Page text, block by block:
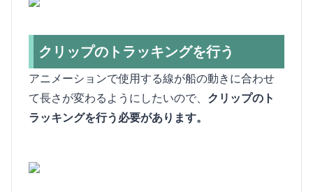
クリップのトラッキングを行う
アニメーションで使用する線が船の動きに合わせ
て長さが変わるようにしたいので、 クリップのト
ラッキングを行う必要があります。